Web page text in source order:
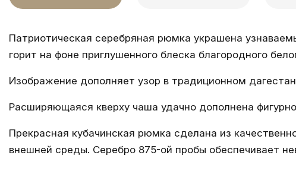
Патриотическая серебряная рюмка украшена
горит на фоне приглушенного блеска благородного
Изображение дополняет узор в традиционном
Расширяющаяся кверху чаша удачно дополнена
Прекрасная кубачинская рюмка сделана из
внешней среды. Серебро 875-ой пробы обеспечивает